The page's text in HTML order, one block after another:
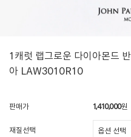
1캐럿 랩그로운 다이아몬드
아 LAW3010R10
판매가 1,410,000원
재질선택